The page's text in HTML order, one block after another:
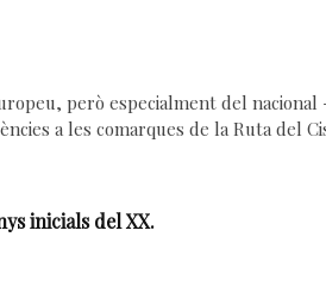
però especialment del nacional
a les comarques de la Ruta del
inicials del XX.